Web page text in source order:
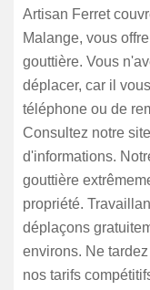
Artisan Ferret
Malange, vous
gouttière. Vous
déplacer, car il
téléphone ou de
Consultez notre
d'informations.
gouttière
propriété.
déplaçons
environs. Ne
nos tarifs